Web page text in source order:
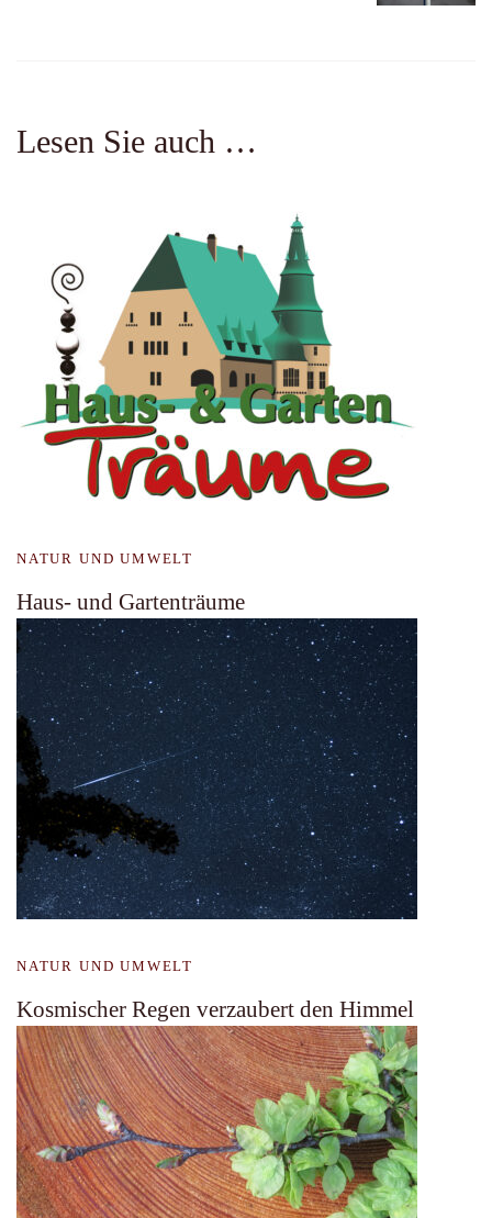
Lesen Sie auch …
NATUR UND UMWELT
Haus- und Gartenträume
NATUR UND UMWELT
Kosmischer Regen verzaubert den Himmel